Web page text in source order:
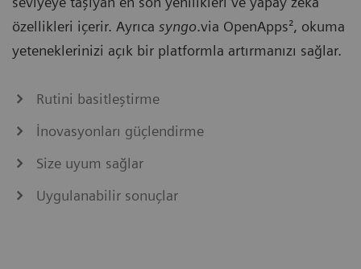
özellikleri içerir. Ayrıca syngo.via OpenApps², okuma
yeteneklerinizi açık bir platformla artırmanızı sağlar.
Rutini basitleştirme
İnovasyonları güçlendirme
Size uyum sağlar
Uygulanabilir sonuçlar